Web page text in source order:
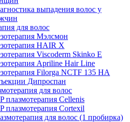
выпадения волос у
для волос
Мэлсмон
HAIR X
Viscoderm Skinko E
Apriline Hair Line
Filorga NCTF 135 HA
Дипроспан
для волос
плазмотерапия Cellenis
плазмотерапия Cortexil
для волос (1 пробирка)